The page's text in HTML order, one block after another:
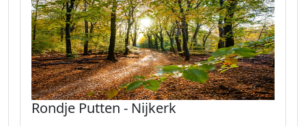
Rondje Putten - Nijkerk